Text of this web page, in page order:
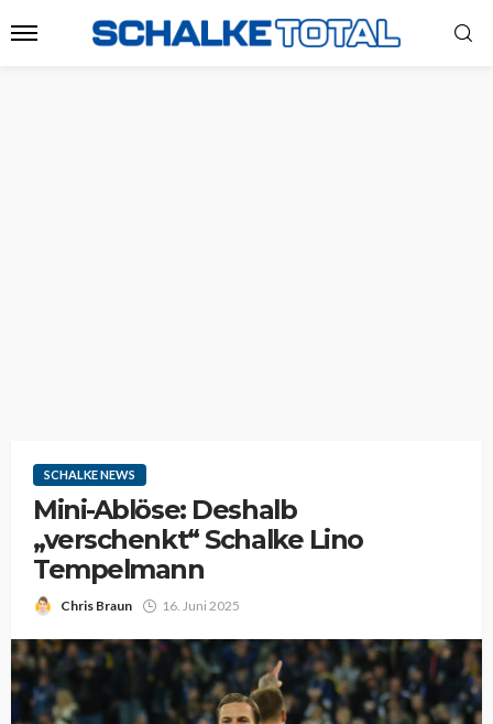
SCHALKE NEWS
Mini-Ablöse: Deshalb
„verschenkt“ Schalke Lino
Tempelmann
Chris Braun 16. Juni 2025